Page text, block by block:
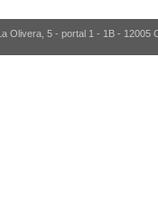
Olivera, 5 - portal 1 - 1B - 12005